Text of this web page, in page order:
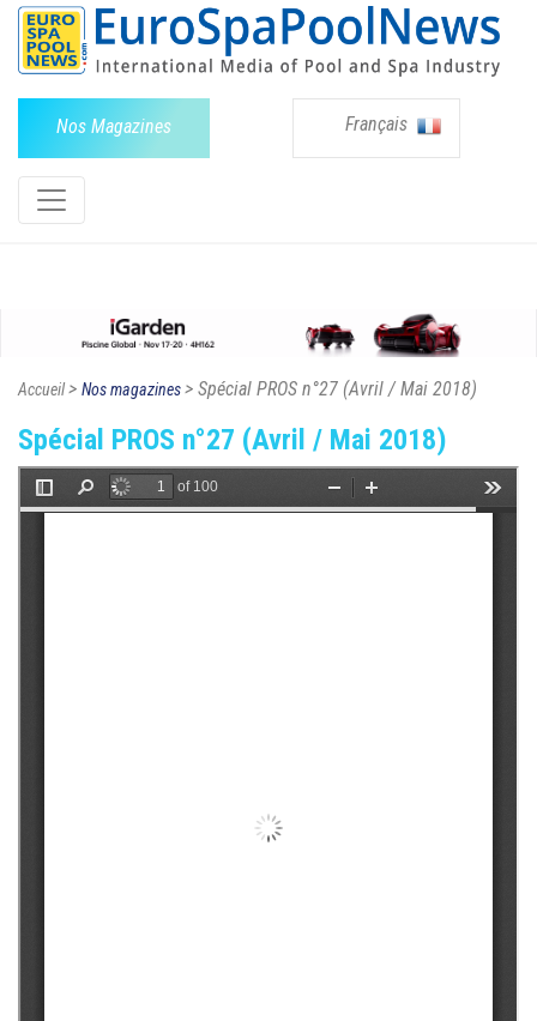
Nos Magazines Français
Accueil> Nos magazines> Spécial PROS n°27 (Avril / Mai 2018)
Spécial PROS n°27 (Avril / Mai 2018)